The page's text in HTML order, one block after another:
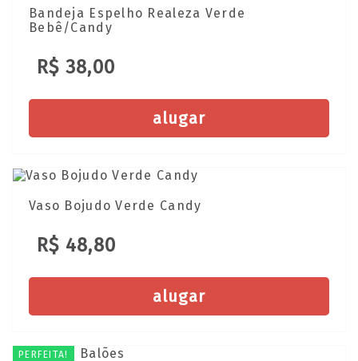
Bandeja Espelho Realeza Verde
Bebê/Candy
R$ 38,00
alugar
Vaso Bojudo Verde Candy
R$ 48,80
alugar
PERFEITA!